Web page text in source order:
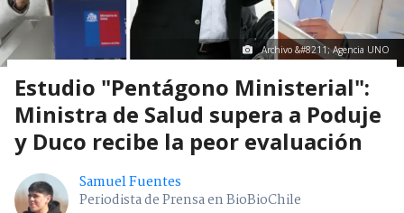
Archivo &#8211; Agencia UNO
Estudio "Pentágono Ministerial":
Ministra de Salud supera a Poduje
y Duco recibe la peor evaluación
Samuel Fuentes
Periodista de Prensa en BioBioChile